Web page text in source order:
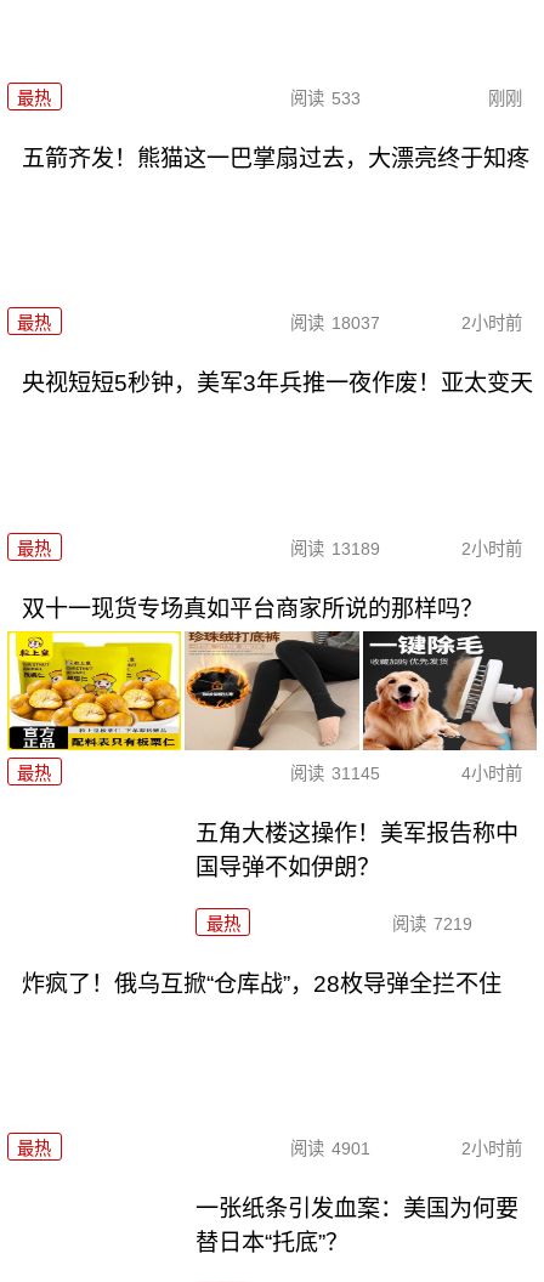
最热 阅读 533 刚刚
五箭齐发！熊猫这一巴掌扇过去，大漂亮终于知疼
最热 阅读 18037 2小时前
央视短短5秒钟，美军3年兵推一夜作废！亚太变天
最热 阅读 13189 2小时前
双十一现货专场真如平台商家所说的那样吗？
最热 阅读 31145 4小时前
五角大楼这操作！美军报告称中
国导弹不如伊朗？
最热 阅读 7219
炸疯了！俄乌互掀“仓库战”，28枚导弹全拦不住
最热 阅读 4901 2小时前
一张纸条引发血案：美国为何要
替日本“托底”？